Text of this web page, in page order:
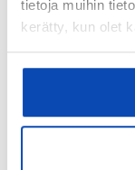
tietoja muihin
kerätty, kun olet
Kohde
Kiinteistö